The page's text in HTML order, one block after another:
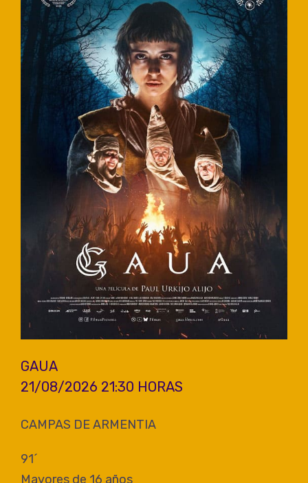
GAUA
21/08/2026 21:30 HORAS
CAMPAS DE ARMENTIA
91´
Mayores de 16 años